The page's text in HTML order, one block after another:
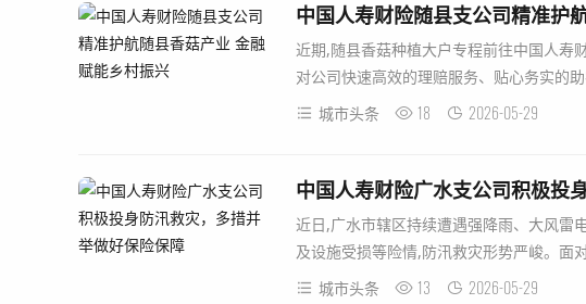
中国人寿财险随县支公司精准护
近期,随县香菇种植大户专程前往中国人寿
对公司快速高效的理赔服务、贴心务实的
城市头条
18 2026-05-29
中国人寿财险广水支公司积极投
近日,广水市辖区持续遭遇强降雨、大风雷
及设施受损等险情,防汛救灾形势严峻。面
城市头条
13 2026-05-29